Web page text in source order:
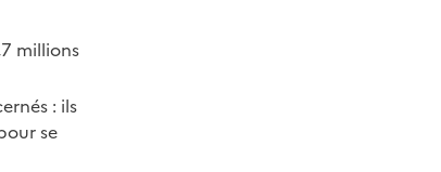
millions
: ils
se